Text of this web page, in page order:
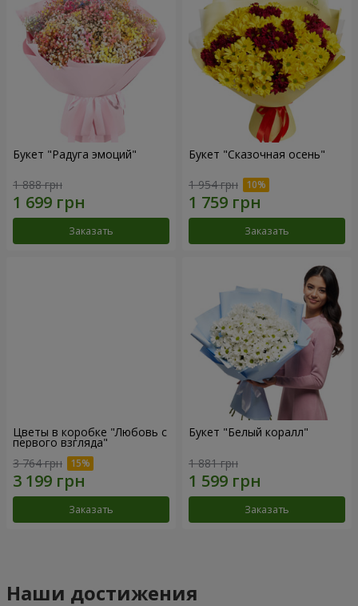
Букет "Радуга эмоций"
1 888 грн
Заказать
Букет "Сказочная осень"
1 954 грн
Заказать
Цветы в коробке "Любовь с
первого взгляда"
3 764 грн
Заказать
Букет "Белый коралл"
1 881 грн
Заказать
Наши достижения